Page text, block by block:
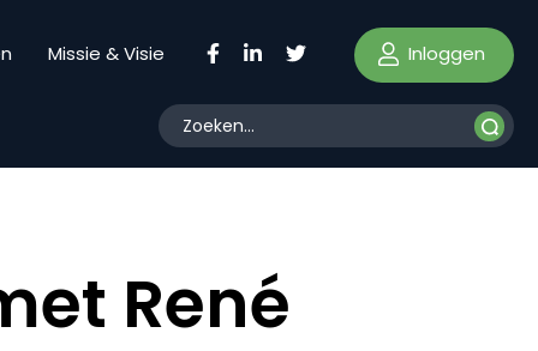
Missie & Visie Inloggen
René